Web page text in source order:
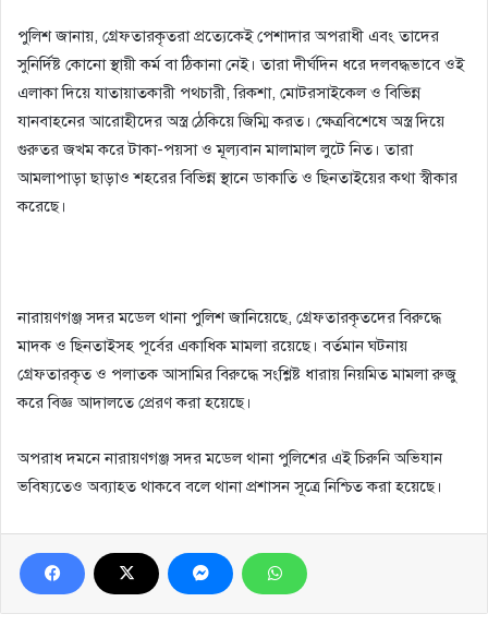
​পুলিশ জানায়, গ্রেফতারকৃতরা প্রত্যেকেই পেশাদার অপরাধী এবং তাদের
সুনির্দিষ্ট কোনো স্থায়ী কর্ম বা ঠিকানা নেই। তারা দীর্ঘদিন ধরে দলবদ্ধভাবে ওই
এলাকা দিয়ে যাতায়াতকারী পথচারী, রিকশা, মোটরসাইকেল ও বিভিন্ন
যানবাহনের আরোহীদের অস্ত্র ঠেকিয়ে জিম্মি করত। ক্ষেত্রবিশেষে অস্ত্র দিয়ে
গুরুতর জখম করে টাকা-পয়সা ও মূল্যবান মালামাল লুটে নিত। তারা
আমলাপাড়া ছাড়াও শহরের বিভিন্ন স্থানে ডাকাতি ও ছিনতাইয়ের কথা স্বীকার
করেছে।
​নারায়ণগঞ্জ সদর মডেল থানা পুলিশ জানিয়েছে, গ্রেফতারকৃতদের বিরুদ্ধে
মাদক ও ছিনতাইসহ পূর্বের একাধিক মামলা রয়েছে। বর্তমান ঘটনায়
গ্রেফতারকৃত ও পলাতক আসামির বিরুদ্ধে সংশ্লিষ্ট ধারায় নিয়মিত মামলা রুজু
করে বিজ্ঞ আদালতে প্রেরণ করা হয়েছে।
​অপরাধ দমনে নারায়ণগঞ্জ সদর মডেল থানা পুলিশের এই চিরুনি অভিযান
ভবিষ্যতেও অব্যাহত থাকবে বলে থানা প্রশাসন সূত্রে নিশ্চিত করা হয়েছে।